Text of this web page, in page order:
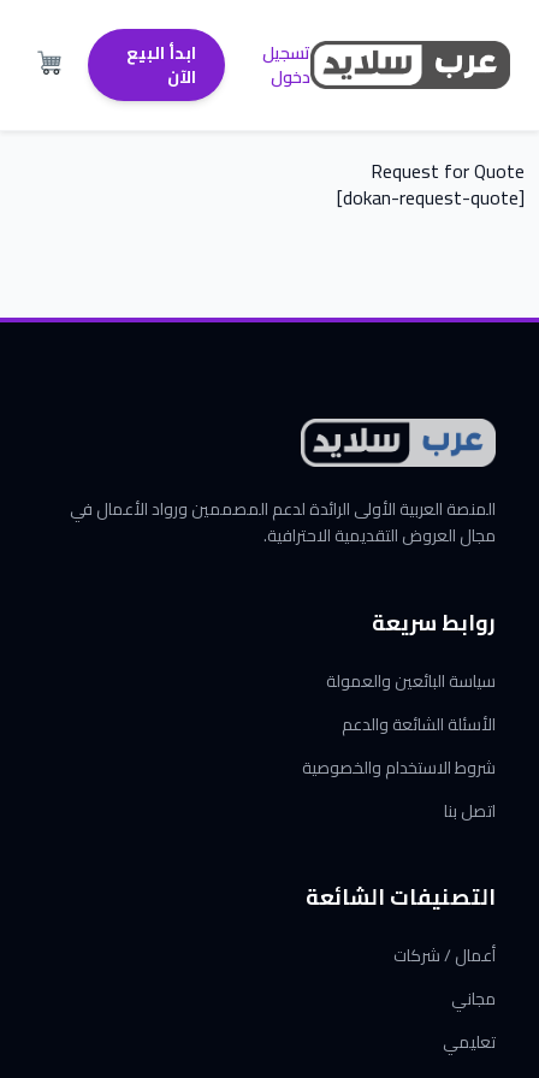
تسجيل
دخول
ابدأ البيع
الآن
Request for Quote
[dokan-request-quote]
المنصة العربية الأولى الرائدة لدعم المصممين ورواد الأعمال في
مجال العروض التقديمية الاحترافية.
روابط سريعة
سياسة البائعين والعمولة
الأسئلة الشائعة والدعم
شروط الاستخدام والخصوصية
اتصل بنا
التصنيفات الشائعة
أعمال / شركات
مجاني
تعليمي